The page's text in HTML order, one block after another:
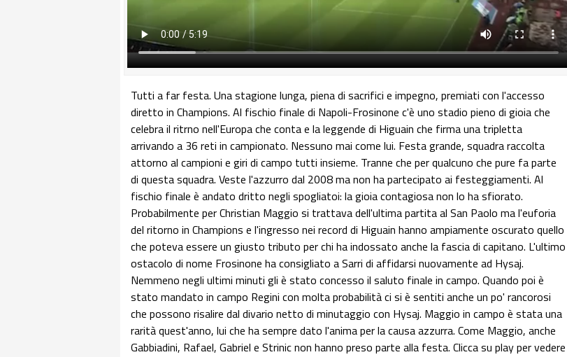
Tutti a far festa. Una stagione lunga, piena di sacrifici e impegno, premiati con l'accesso
diretto in Champions. Al fischio finale di Napoli-Frosinone c'è uno stadio pieno di gioia che
celebra il ritrno nell'Europa che conta e la leggende di Higuain che firma una tripletta
arrivando a 36 reti in campionato. Nessuno mai come lui. Festa grande, squadra raccolta
attorno al campioni e giri di campo tutti insieme. Tranne che per qualcuno che pure fa parte
di questa squadra. Veste l'azzurro dal 2008 ma non ha partecipato ai festeggiamenti. Al
fischio finale è andato dritto negli spogliatoi: la gioia contagiosa non lo ha sfiorato.
Probabilmente per Christian Maggio si trattava dell'ultima partita al San Paolo ma l'euforia
del ritorno in Champions e l'ingresso nei record di Higuain hanno ampiamente oscurato quello
che poteva essere un giusto tributo per chi ha indossato anche la fascia di capitano. L'ultimo
ostacolo di nome Frosinone ha consigliato a Sarri di affidarsi nuovamente ad Hysaj.
Nemmeno negli ultimi minuti gli è stato concesso il saluto finale in campo. Quando poi è
stato mandato in campo Regini con molta probabilità ci si è sentiti anche un po' rancorosi
che possono risalire dal divario netto di minutaggio con Hysaj. Maggio in campo è stata una
rarità quest'anno, lui che ha sempre dato l'anima per la causa azzurra. Come Maggio, anche
Gabbiadini, Rafael, Gabriel e Strinic non hanno preso parte alla festa. Clicca su play per vedere